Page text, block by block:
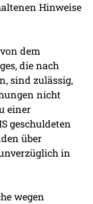
Hinweise
dem
die nach
sind zulässig,
nicht
einer
geschuldeten
über
in
wegen